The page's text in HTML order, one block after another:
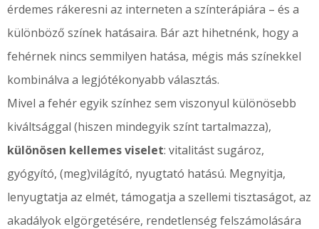
érdemes rákeresni az interneten a színterápiára – és a
különböző színek hatásaira. Bár azt hihetnénk, hogy a
fehérnek nincs semmilyen hatása, mégis más színekkel
kombinálva a legjótékonyabb választás.
Mivel a fehér egyik színhez sem viszonyul különösebb
kiváltsággal (hiszen mindegyik színt tartalmazza),
különösen kellemes viselet: vitalitást sugároz,
gyógyító, (meg)világító, nyugtató hatású. Megnyitja,
lenyugtatja az elmét, támogatja a szellemi tisztaságot, az
akadályok elgörgetésére, rendetlenség felszámolására